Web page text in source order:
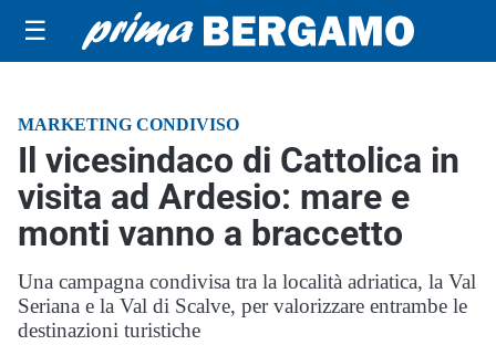
☰
MARKETING CONDIVISO
Il vicesindaco di Cattolica in
visita ad Ardesio: mare e
monti vanno a braccetto
Una campagna condivisa tra la località adriatica, la Val
Seriana e la Val di Scalve, per valorizzare entrambe le
destinazioni turistiche